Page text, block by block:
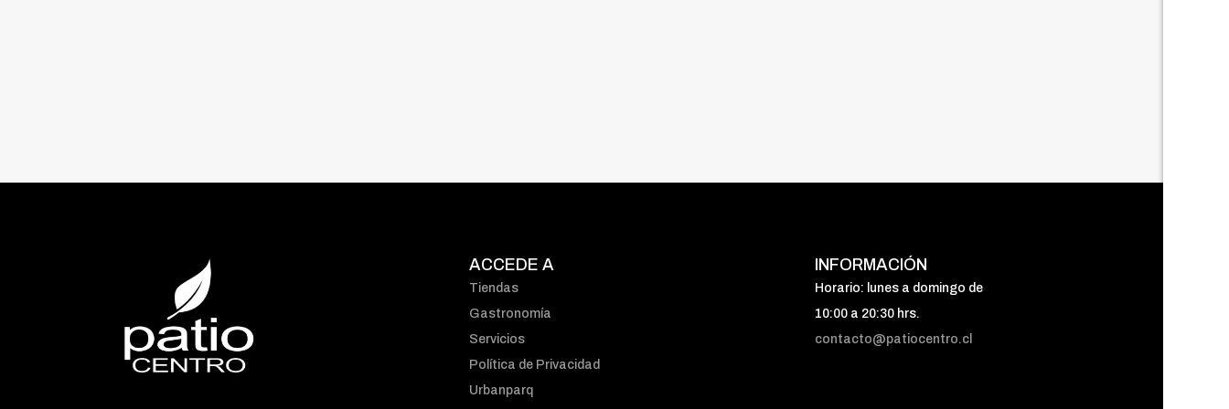
ACCEDE A
Tiendas
Gastronomía
Servicios
Política de Privacidad
Urbanparq
INFORMACIÓN
Horario: lunes a domingo de
10:00 a 20:30 hrs.
contacto@patiocentro.cl